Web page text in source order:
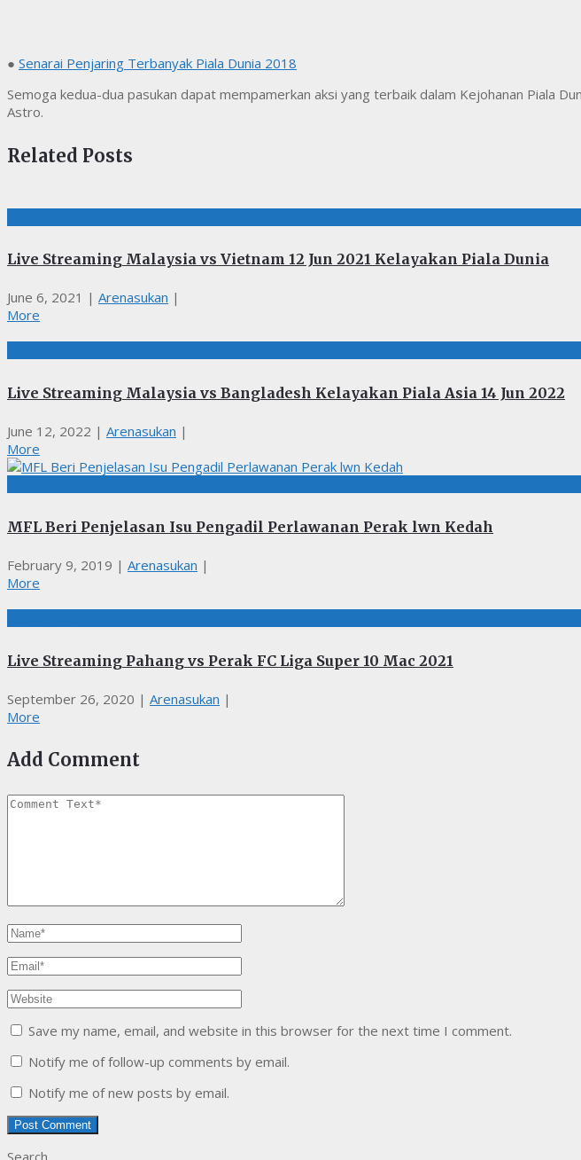
● Senarai Penjaring Terbanyak Piala Dunia 2018
Semoga kedua-dua pasukan dapat mempamerkan aksi yang terbaik dalam Kejohanan Piala
Astro.
Related Posts
Live Streaming Malaysia vs Vietnam 12 Jun 2021 Kelayakan Piala Dunia
June 6, 2021 | Arenasukan |
More
Live Streaming Malaysia vs Bangladesh Kelayakan Piala Asia 14 Jun 2022
June 12, 2022 | Arenasukan |
More
MFL Beri Penjelasan Isu Pengadil Perlawanan Perak lwn Kedah
February 9, 2019 | Arenasukan |
More
Live Streaming Pahang vs Perak FC Liga Super 10 Mac 2021
September 26, 2020 | Arenasukan |
More
Add Comment
Save my name, email, and website in this browser for the next time I comment.
Notify me of follow-up comments by email.
Notify me of new posts by email.
Search